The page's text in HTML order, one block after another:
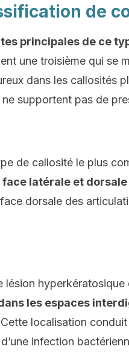
de
principales de ce
une troisième qui se
dans les callosités
supportent pas de
de callosité le plus
latérale et
dorsale des
lésion
les espaces
localisation
infection